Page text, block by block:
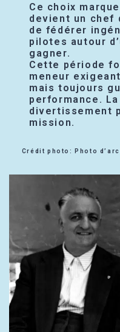
Ce choix
devient un chef
de fédérer
pilotes autour
gagner.
Cette période
meneur
mais toujours
performance.
divertissement
mission.
Crédit photo: Photo